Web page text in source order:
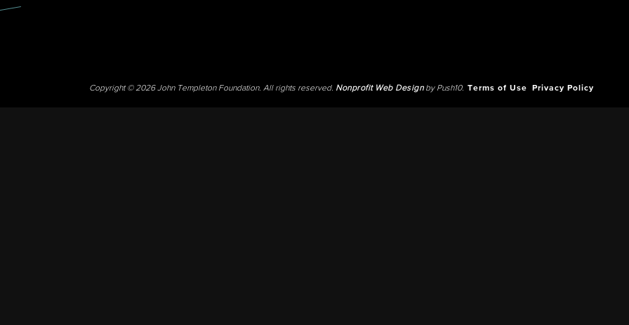
Copyright © 2026 John Templeton Foundation. All rights reserved. Nonprofit Web Designby Push10. Terms of Use Privacy Policy